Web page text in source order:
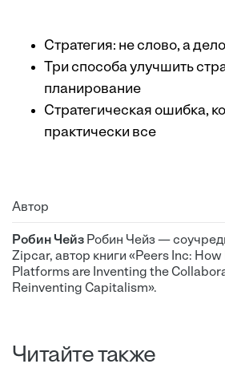
Стратегия: не слово, а дело
Три способа улучшить
планирование
Стратегическая ошибка,
практически все
Автор
Робин Чейз Робин Чейз —
Zipcar, автор книги «Peers Inc: How
Platforms are Inventing the
Reinventing Capitalism».
Читайте также